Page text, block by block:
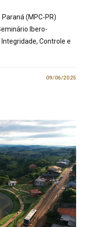
(MPC-PR)
Ibero-
Controle e
09/06/2025